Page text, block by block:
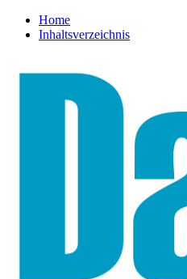
Home
Inhaltsverzeichnis